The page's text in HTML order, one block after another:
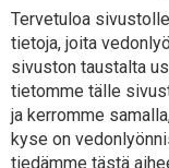
Tervetuloa
tietoja, joita
sivuston taustalta
tietomme tälle
ja kerromme
kyse on
tiedämme tästä